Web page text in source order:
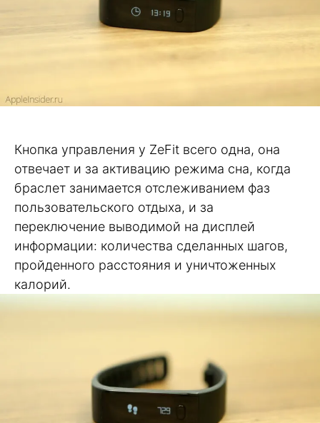
Кнопка управления у ZeFit всего одна, она
отвечает и за активацию режима сна, когда
браслет занимается отслеживанием фаз
пользовательского отдыха, и за
переключение выводимой на дисплей
информации: количества сделанных шагов,
пройденного расстояния и уничтоженных
калорий.